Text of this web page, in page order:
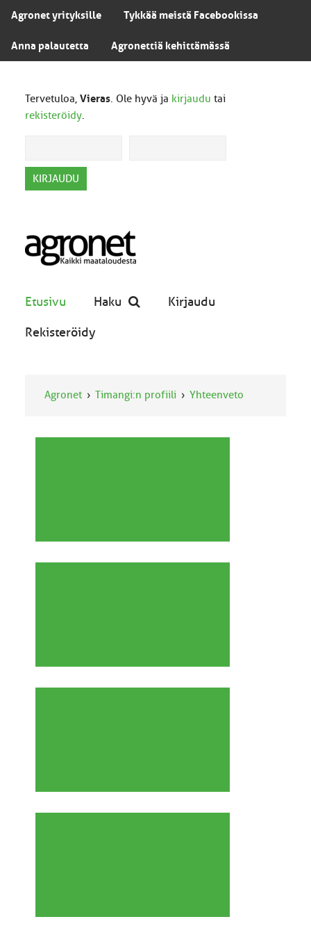
Agronet yrityksille Tykkää meistä Facebookissa
Anna palautetta Agronettiä kehittämässä
Tervetuloa, Vieras. Ole hyvä ja kirjaudu tai
rekisteröidy.
Etusivu Haku Kirjaudu
Rekisteröidy
Agronet Timangi:n profiili Yhteenveto